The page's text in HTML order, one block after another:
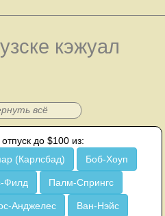
кэжуал
всё
до $100 из:
(Карлсбад) Боб-Хоуп
Филд Палм-Спрингс
Анджелес Ван-Нэйс